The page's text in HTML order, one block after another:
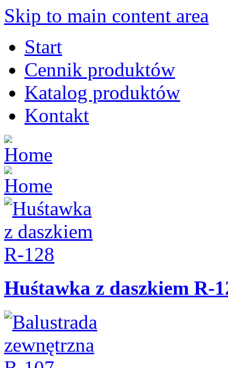
Skip to main content area
Start
Cennik produktów
Katalog produktów
Kontakt
Huśtawka z daszkiem R-